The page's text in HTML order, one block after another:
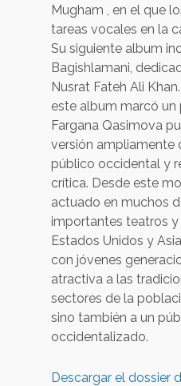
Mugham , en el que
tareas vocales en la
Su siguiente album
Bagishlamani,
Nusrat Fateh Ali
este album marcó
Fargana Qasimova
versión ampliamente
público occidental y
crítica. Desde este
actuado en muchos
importantes teatros y
Estados Unidos y
con jóvenes
atractiva a las
sectores de la
sino también a un
occidentalizado.
Descargar el dossier